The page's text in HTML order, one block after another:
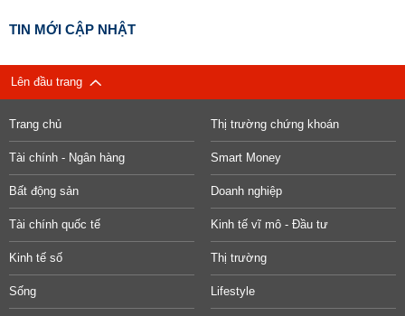
TIN MỚI CẬP NHẬT
Lên đầu trang
Trang chủ Thị trường chứng khoán
Tài chính - Ngân hàng Smart Money
Bất động sản Doanh nghiệp
Tài chính quốc tế Kinh tế vĩ mô - Đầu tư
Kinh tế số Thị trường
Sống Lifestyle